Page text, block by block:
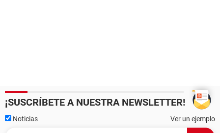
¡SUSCRÍBETE A NUESTRA NEWSLETTER!
Noticias Ver un ejemplo